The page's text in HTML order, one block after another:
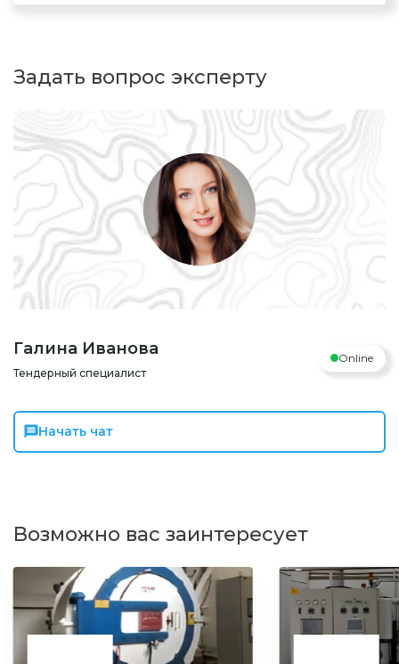
Задать вопрос эксперту
Галина Иванова
Тендерный специалист
Online
Начать чат
Возможно вас заинтересует